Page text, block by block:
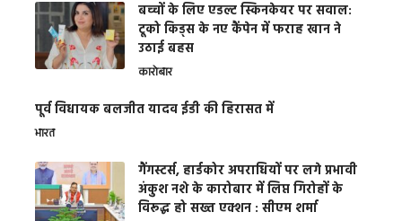
बच्चों के लिए एडल्ट स्किनकेयर पर सवाल:
टूको किड्स के नए कैंपेन में फराह खान ने
उठाई बहस
कारोबार
पूर्व विधायक बलजीत यादव ईडी की हिरासत में
भारत
गैंगस्टर्स, हार्डकोर अपराधियों पर लगे प्रभावी
अंकुश नशे के कारोबार में लिप्त गिरोहों के
विरूद्ध हो सख्त एक्शन : सीएम शर्मा